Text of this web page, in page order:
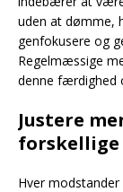
uden at dømme,
genfokusere og
Regelmæssige
denne færdighed
Justere
forskellige
Hver